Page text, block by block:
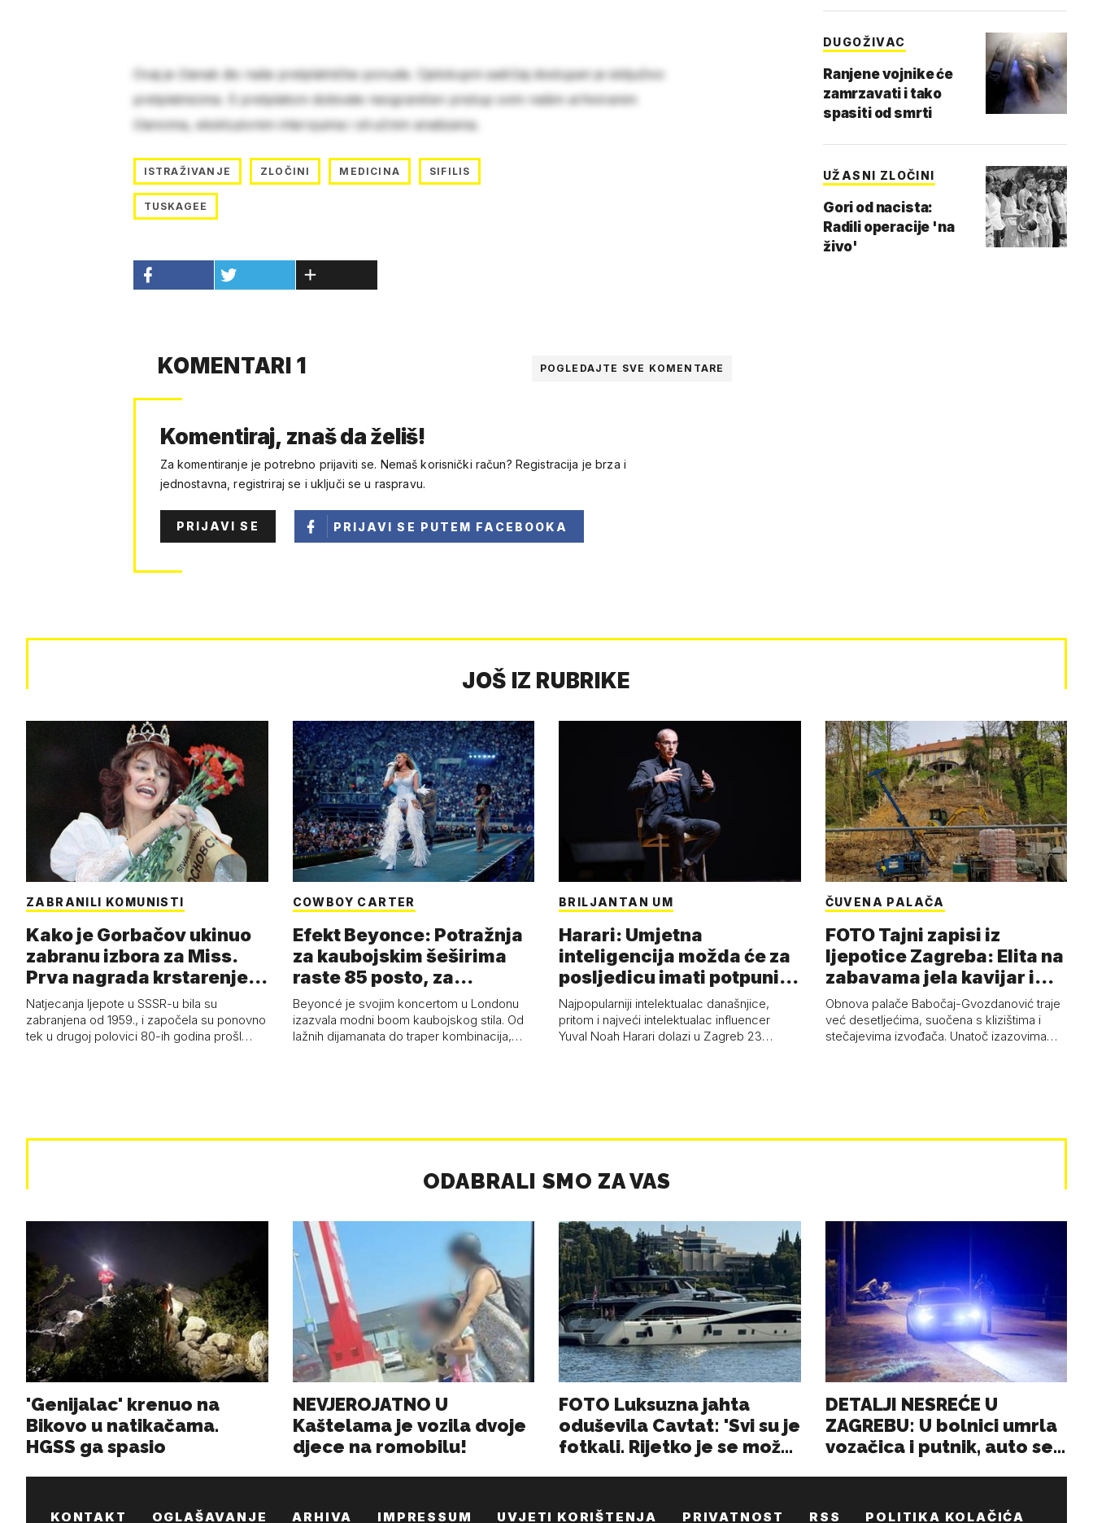
Ovaj je članak dio naše pretplatničke ponude. Cjelokupni sadržaj dostupan je isključivo
pretplatnicima. S pretplatom dobivate neograničen pristup svim našim arhiviranim
člancima, ekskluzivnim intervjuima i stručnim analizama.
ISTRAŽIVANJE ZLOČINI MEDICINA SIFILIS
TUSKAGEE
KOMENTARI 1 POGLEDAJTE SVE KOMENTARE
Komentiraj, znaš da želiš!
Za komentiranje je potrebno prijaviti se. Nemaš korisnički račun? Registracija je brza i
jednostavna, registriraj se i uključi se u raspravu.
PRIJAVI SE PRIJAVI SE PUTEM FACEBOOKA
DUGOŽIVAC
Ranjene vojnike će
zamrzavati i tako
spasiti od smrti
UŽASNI ZLOČINI
Gori od nacista:
Radili operacije 'na
živo'
JOŠ IZ RUBRIKE
ZABRANILI KOMUNISTI
Kako je Gorbačov ukinuo
zabranu izbora za Miss.
Prva nagrada krstarenje
Jadran…
Natjecanja ljepote u SSSR-u bila su
zabranjena od 1959., i započela su ponovno
tek u drugoj polovici 80-ih godina prošl…
COWBOY CARTER
Efekt Beyonce: Potražnja
za kaubojskim šeširima
raste 85 posto, za
čizmama 53 p…
Beyoncé je svojim koncertom u Londonu
izazvala modni boom kaubojskog stila. Od
lažnih dijamanata do traper kombinacija,…
BRILJANTAN UM
Harari: Umjetna
inteligencija možda će za
posljedicu imati potpuni
kolaps čovje…
Najpopularniji intelektualac današnjice,
pritom i najveći intelektualac influencer
Yuval Noah Harari dolazi u Zagreb 23…
ČUVENA PALAČA
FOTO Tajni zapisi iz
ljepotice Zagreba: Elita na
zabavama jela kavijar i
pud…
Obnova palače Babočaj-Gvozdanović traje
već desetljećima, suočena s klizištima i
stečajevima izvođača. Unatoč izazovima…
KONTAKT OGLAŠAVANJE ARHIVA IMPRESSUM UVJETI KORIŠTENJA PRIVATNOST RSS POLITIKA KOLAČIĆA